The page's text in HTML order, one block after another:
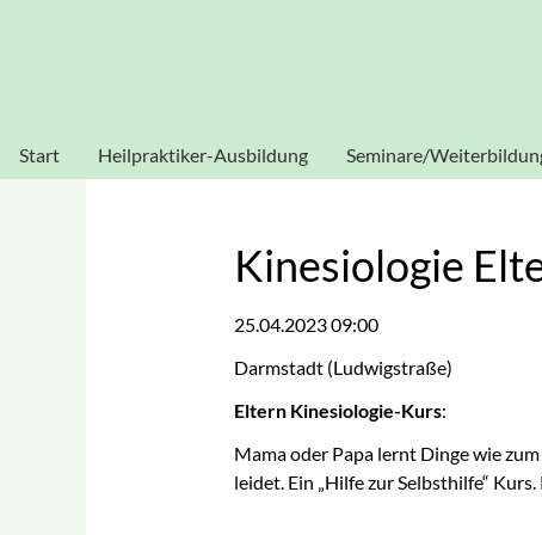
Start Heilpraktiker-Ausbildung Seminare/
Blutegeltherapie
Diagnostik
Homöopathie
Kinesiologie
Kinesiologie
25.04.2023 09:00
Darmstadt(Ludwigstraße)
Eltern Kinesiologie-Kurs:
Mama oder Papa lernt Dinge wie
leidet. Ein „Hilfe zur Selbsthilfe“
Verwendung von Cookies: Um unsere Webseite für Sie